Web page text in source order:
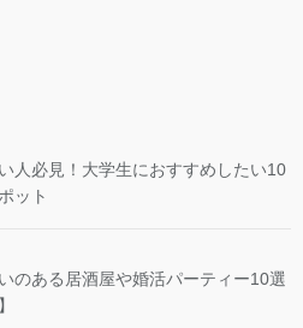
人必見！大学生におすすめしたい10
ット
のある居酒屋や婚活パーティー10選